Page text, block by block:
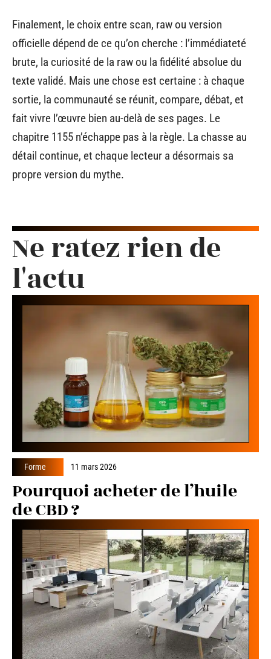
Finalement, le choix entre scan, raw ou version
officielle dépend de ce qu’on cherche : l’immédiateté
brute, la curiosité de la raw ou la fidélité absolue du
texte validé. Mais une chose est certaine : à chaque
sortie, la communauté se réunit, compare, débat, et
fait vivre l’œuvre bien au-delà de ses pages. Le
chapitre 1155 n’échappe pas à la règle. La chasse au
détail continue, et chaque lecteur a désormais sa
propre version du mythe.
Ne ratez rien de
l'actu
Forme 11 mars 2026
Pourquoi acheter de l’huile
de CBD ?